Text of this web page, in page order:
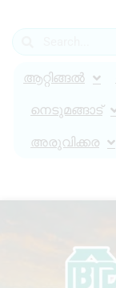
ആറ്റിങ്ങൽ
നെടുമങ്ങാട്
അരുവിക്കര